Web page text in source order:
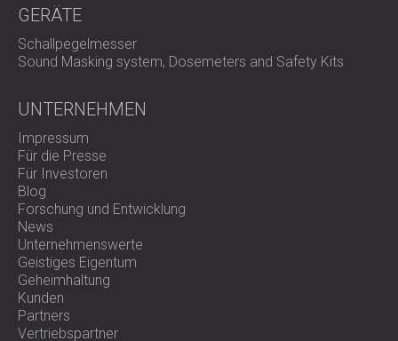
GERÄTE
Schallpegelmesser
Sound Masking system, Dosemeters and Safety Kits
UNTERNEHMEN
Impressum
Für die Presse
Für Investoren
Blog
Forschung und Entwicklung
News
Unternehmenswerte
Geistiges Eigentum
Geheimhaltung
Kunden
Partners
Vertriebspartner